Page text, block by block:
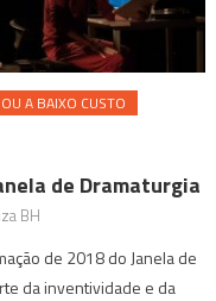
A BAIXO CUSTO
de Dramaturgia
BH
de 2018 do Janela de
da inventividade e da